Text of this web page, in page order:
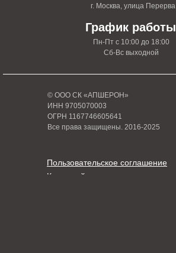
© ООО СК «АПШЕРОН»
ИНН 9705070003
ОГРН 1167746605641
Все права защищены. 2016-2025
Карта сайта
Пользовательское соглашение
График работы
Пн-Пт с 10:00 до 18:00
Сб-Вс выходной
г. Москва, улица Перерва